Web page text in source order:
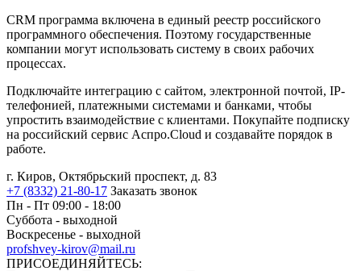
CRM программа включена в единый реестр российского
программного обеспечения. Поэтому государственные
компании могут использовать систему в своих рабочих
процессах.
Подключайте интеграцию с сайтом, электронной почтой, IP-
телефонией, платежными системами и банками, чтобы
упростить взаимодействие с клиентами. Покупайте подписку
на российский сервис Аспро.Cloud и создавайте порядок в
работе.
г. Киров, Октябрьский проспект, д. 83
+7 (8332) 21-80-17 Заказать звонок
Пн - Пт 09:00 - 18:00
Суббота - выходной
Воскресенье - выходной
profshvey-kirov@mail.ru
ПРИСОЕДИНЯЙТЕСЬ: